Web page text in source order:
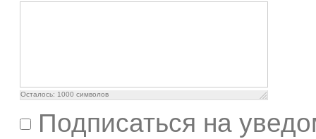
Осталось: 1000 символов
Подписаться на